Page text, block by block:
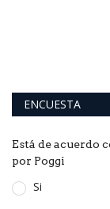
ENCUESTA
Está de acuerdo
por Poggi
Si